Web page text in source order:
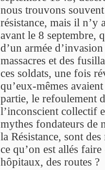
nous trouvons
résistance, mais il n’y
avant le 8 septembre,
d’un armée
massacres et des
ces soldats, une fois
qu’eux-mêmes
partie, le refoulement
l’inconscient collectif
mythes fondateurs de
la Résistance, sont
ce qu’on est allés
hôpitaux, des routes ?